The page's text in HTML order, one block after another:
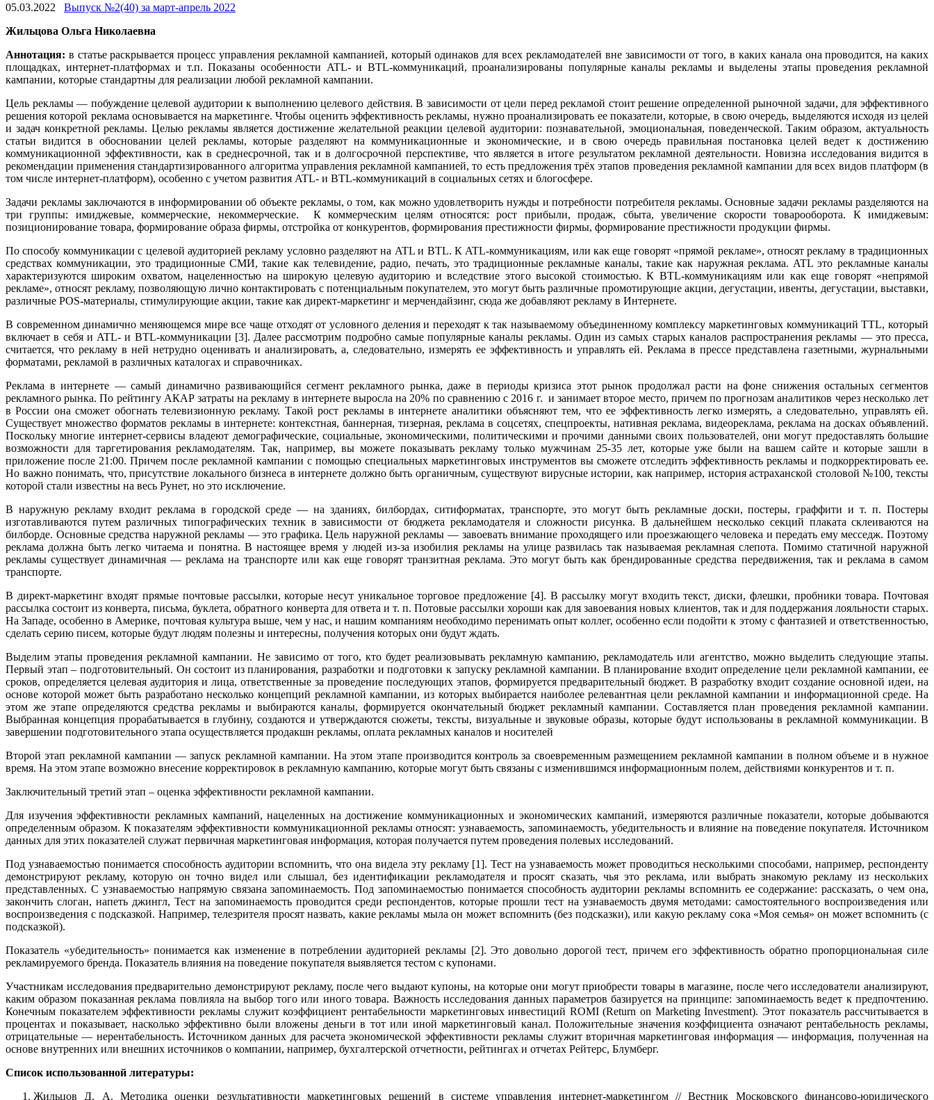
05.03.2022
Выпуск №2(40) за март-апрель 2022
Жильцова Ольга Николаевна
Аннотация: в статье раскрывается процесс управления рекламной кампанией, который одинаков для всех рекламодателей вне зависимости от того, в каких канала она проводится, на каких
площадках, интернет-платформах и т.п. Показаны особенности ATL- и BTL-коммуникаций, проанализированы популярные каналы рекламы и выделены этапы проведения рекламной
кампании, которые стандартны для реализации любой рекламной кампании.
Цель рекламы — побуждение целевой аудитории к выполнению целевого действия. В зависимости от цели перед рекламой стоит решение определенной рыночной задачи, для эффективного
решения которой реклама основывается на маркетинге. Чтобы оценить эффективность рекламы, нужно проанализировать ее показатели, которые, в свою очередь, выделяются исходя из целей
и задач конкретной рекламы. Целью рекламы является достижение желательной реакции целевой аудитории: познавательной, эмоциональная, поведенческой. Таким образом, актуальность
статьи видится в обосновании целей рекламы, которые разделяют на коммуникационные и экономические, и в свою очередь правильная постановка целей ведет к достижению
коммуникационной эффективности, как в среднесрочной, так и в долгосрочной перспективе, что является в итоге результатом рекламной деятельности. Новизна исследования видится в
рекомендации применения стандартизированного алгоритма управления рекламной кампанией, то есть предложения трёх этапов проведения рекламной кампании для всех видов платформ (в
том числе интернет-платформ), особенно с учетом развития ATL- и BTL-коммуникаций в социальных сетях и блогосфере.
Задачи рекламы заключаются в информировании об объекте рекламы, о том, как можно удовлетворить нужды и потребности потребителя рекламы. Основные задачи рекламы разделяются на
три группы: имиджевые, коммерческие, некоммерческие. К коммерческим целям относятся: рост прибыли, продаж, сбыта, увеличение скорости товарооборота. К имиджевым:
позиционирование товара, формирование образа фирмы, отстройка от конкурентов, формирования престижности фирмы, формирование престижности продукции фирмы.
По способу коммуникации с целевой аудиторией рекламу условно разделяют на ATL и BTL. К ATL-коммуникациям, или как еще говорят «прямой рекламе», относят рекламу в традиционных
средствах коммуникации, это традиционные СМИ, такие как телевидение, радио, печать, это традиционные рекламные каналы, такие как наружная реклама. ATL это рекламные каналы
характеризуются широким охватом, нацеленностью на широкую целевую аудиторию и вследствие этого высокой стоимостью. К BTL-коммуникациям или как еще говорят «непрямой
рекламе», относят рекламу, позволяющую лично контактировать с потенциальным покупателем, это могут быть различные промотирующие акции, дегустации, ивенты, дегустации, выставки,
различные POS-материалы, стимулирующие акции, такие как директ-маркетинг и мерчендайзинг, сюда же добавляют рекламу в Интернете.
В современном динамично меняющемся мире все чаще отходят от условного деления и переходят к так называемому объединенному комплексу маркетинговых коммуникаций TTL, который
включает в себя и ATL- и BTL-коммуникации [3]. Далее рассмотрим подробно самые популярные каналы рекламы. Один из самых старых каналов распространения рекламы — это пресса,
считается, что рекламу в ней нетрудно оценивать и анализировать, а, следовательно, измерять ее эффективность и управлять ей. Реклама в прессе представлена газетными, журнальными
форматами, рекламой в различных каталогах и справочниках.
Реклама в интернете — самый динамично развивающийся сегмент рекламного рынка, даже в периоды кризиса этот рынок продолжал расти на фоне снижения остальных сегментов
рекламного рынка. По рейтингу АКАР затраты на рекламу в интернете выросла на 20% по сравнению с 2016 г. и занимает второе место, причем по прогнозам аналитиков через несколько лет
в России она сможет обогнать телевизионную рекламу. Такой рост рекламы в интернете аналитики объясняют тем, что ее эффективность легко измерять, а следовательно, управлять ей.
Существует множество форматов рекламы в интернете: контекстная, баннерная, тизерная, реклама в соцсетях, спецпроекты, нативная реклама, видеореклама, реклама на досках объявлений.
Поскольку многие интернет-сервисы владеют демографические, социальные, экономическими, политическими и прочими данными своих пользователей, они могут предоставлять большие
возможности для таргетирования рекламодателям. Так, например, вы можете показывать рекламу только мужчинам 25-35 лет, которые уже были на вашем сайте и которые зашли в
приложение после 21:00. Причем после рекламной кампании с помощью специальных маркетинговых инструментов вы сможете отследить эффективность рекламы и подкорректировать ее.
Но важно понимать, что, присутствие локального бизнеса в интернете должно быть органичным, существуют вирусные истории, как например, история астраханской столовой №100, тексты
которой стали известны на весь Рунет, но это исключение.
В наружную рекламу входит реклама в городской среде — на зданиях, билбордах, ситиформатах, транспорте, это могут быть рекламные доски, постеры, граффити и т. п. Постеры
изготавливаются путем различных типографических техник в зависимости от бюджета рекламодателя и сложности рисунка. В дальнейшем несколько секций плаката склеиваются на
билборде. Основные средства наружной рекламы — это графика. Цель наружной рекламы — завоевать внимание проходящего или проезжающего человека и передать ему месседж. Поэтому
реклама должна быть легко читаема и понятна. В настоящее время у людей из-за изобилия рекламы на улице развилась так называемая рекламная слепота. Помимо статичной наружной
рекламы существует динамичная — реклама на транспорте или как еще говорят транзитная реклама. Это могут быть как брендированные средства передвижения, так и реклама в самом
транспорте.
В директ-маркетинг входят прямые почтовые рассылки, которые несут уникальное торговое предложение [4]. В рассылку могут входить текст, диски, флешки, пробники товара. Почтовая
рассылка состоит из конверта, письма, буклета, обратного конверта для ответа и т. п. Потовые рассылки хороши как для завоевания новых клиентов, так и для поддержания лояльности старых.
На Западе, особенно в Америке, почтовая культура выше, чем у нас, и нашим компаниям необходимо перенимать опыт коллег, особенно если подойти к этому с фантазией и ответственностью,
сделать серию писем, которые будут людям полезны и интересны, получения которых они будут ждать.
Выделим этапы проведения рекламной кампании. Не зависимо от того, кто будет реализовывать рекламную кампанию, рекламодатель или агентство, можно выделить следующие этапы.
Первый этап – подготовительный. Он состоит из планирования, разработки и подготовки к запуску рекламной кампании. В планирование входит определение цели рекламной кампании, ее
сроков, определяется целевая аудитория и лица, ответственные за проведение последующих этапов, формируется предварительный бюджет. В разработку входит создание основной идеи, на
основе которой может быть разработано несколько концепций рекламной кампании, из которых выбирается наиболее релевантная цели рекламной кампании и информационной среде. На
этом же этапе определяются средства рекламы и выбираются каналы, формируется окончательный бюджет рекламный кампании. Составляется план проведения рекламной кампании.
Выбранная концепция прорабатывается в глубину, создаются и утверждаются сюжеты, тексты, визуальные и звуковые образы, которые будут использованы в рекламной коммуникации. В
завершении подготовительного этапа осуществляется продакшн рекламы, оплата рекламных каналов и носителей
Второй этап рекламной кампании — запуск рекламной кампании. На этом этапе производится контроль за своевременным размещением рекламной кампании в полном объеме и в нужное
время. На этом этапе возможно внесение корректировок в рекламную кампанию, которые могут быть связаны с изменившимся информационным полем, действиями конкурентов и т. п.
Заключительный третий этап – оценка эффективности рекламной кампании.
Для изучения эффективности рекламных кампаний, нацеленных на достижение коммуникационных и экономических кампаний, измеряются различные показатели, которые добываются
определенным образом. К показателям эффективности коммуникационной рекламы относят: узнаваемость, запоминаемость, убедительность и влияние на поведение покупателя. Источником
данных для этих показателей служат первичная маркетинговая информация, которая получается путем проведения полевых исследований.
Под узнаваемостью понимается способность аудитории вспомнить, что она видела эту рекламу [1]. Тест на узнаваемость может проводиться несколькими способами, например, респонденту
демонстрируют рекламу, которую он точно видел или слышал, без идентификации рекламодателя и просят сказать, чья это реклама, или выбрать знакомую рекламу из нескольких
представленных. С узнаваемостью напрямую связана запоминаемость. Под запоминаемостью понимается способность аудитории рекламы вспомнить ее содержание: рассказать, о чем она,
закончить слоган, напеть джингл, Тест на запоминаемость проводится среди респондентов, которые прошли тест на узнаваемость двумя методами: самостоятельного воспроизведения или
воспроизведения с подсказкой. Например, телезрителя просят назвать, какие рекламы мыла он может вспомнить (без подсказки), или какую рекламу сока «Моя семья» он может вспомнить (с
подсказкой).
Показатель «убедительность» понимается как изменение в потреблении аудиторией рекламы [2]. Это довольно дорогой тест, причем его эффективность обратно пропорциональная силе
рекламируемого бренда. Показатель влияния на поведение покупателя выявляется тестом с купонами.
Участникам исследования предварительно демонстрируют рекламу, после чего выдают купоны, на которые они могут приобрести товары в магазине, после чего исследователи анализируют,
каким образом показанная реклама повлияла на выбор того или иного товара. Важность исследования данных параметров базируется на принципе: запоминаемость ведет к предпочтению.
Конечным показателем эффективности рекламы служит коэффициент рентабельности маркетинговых инвестиций ROMI (Return on Marketing Investment). Этот показатель рассчитывается в
процентах и показывает, насколько эффективно были вложены деньги в тот или иной маркетинговый канал. Положительные значения коэффициента означают рентабельность рекламы,
отрицательные — нерентабельность. Источником данных для расчета экономической эффективности рекламы служит вторичная маркетинговая информация — информация, полученная на
основе внутренних или внешних источников о компании, например, бухгалтерской отчетности, рейтингах и отчетах Рейтерс, Блумберг.
Список использованной литературы:
Жильцов Д. А. Методика оценки результативности маркетинговых решений в системе управления интернет-маркетингом // Вестник Московского финансово-юридического